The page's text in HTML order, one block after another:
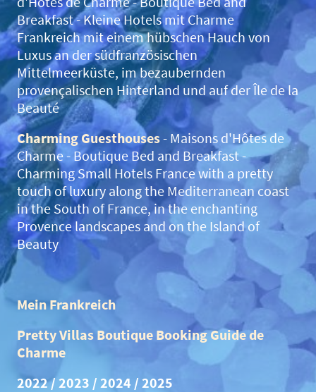
Breakfast - Kleine Hotels mit Charme
Frankreich mit einem hübschen Hauch von
Luxusan der südfranzösischen
Mittelmeerküste, im bezaubernden
provençalischen Hinterland und auf der Île de la
Beauté
Charming Guesthouses- Maisons d'Hôtes de
Charme - Boutique Bed and Breakfast -
Charming Small Hotels Francewith a pretty
touch of luxury along the Mediterranean coast
in the South of France, in the enchanting
Provence landscapes and on the Island of
Beauty
Mein Frankreich
Pretty Villas Boutique Booking Guide de
Charme
2022 / 2023 / 2024 / 2025